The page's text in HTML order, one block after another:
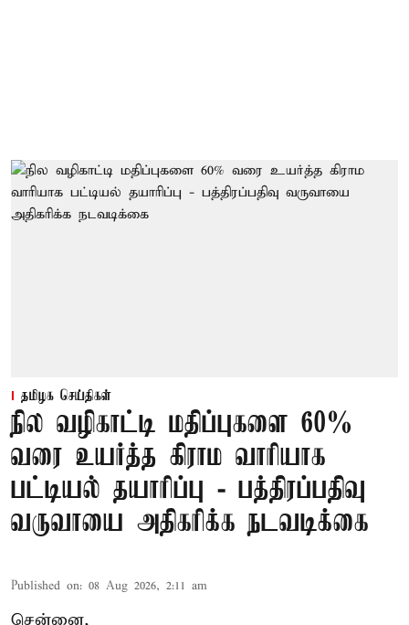
தமிழக செய்திகள்
நில வழிகாட்டி மதிப்புகளை 60%
வரை உயர்த்த கிராம வாரியாக
பட்டியல் தயாரிப்பு - பத்திரப்பதிவு
வருவாயை அதிகரிக்க நடவடிக்கை
Published on: 08 Aug 2026, 2:11 am
சென்னை,